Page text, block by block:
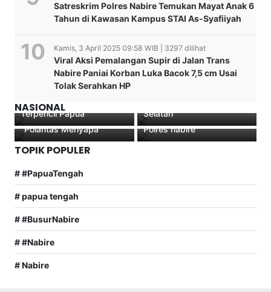
Satreskrim Polres Nabire Temukan Mayat Anak 6
Tahun di Kawasan Kampus STAI As-Syafiiyah
Kamis, 3 April 2025 09:58 WIB | 3297 dilihat
Viral Aksi Pemalangan Supir di Jalan Trans
Nabire Paniai Korban Luka Bacok 7,5 cm Usai
Tolak Serahkan HP
NASIONAL
Disdukcapil Dogiyai
Tancap Gas Jemput Bola
E-KTP OAP 79 Kampung
Terpencil Papua
Penghentian kasus
Selatan
Satlantas Polres Nabire
Imbau Wajib Pajak Segera
Cetak STNK di Samsat
Nabire melalui Program
“Polantas Menyapa
2021 / 2022 Dilaksanakan
Polres nabire
TOPIK POPULER
# #PapuaTengah
# papua tengah
# #BusurNabire
# #Nabire
# Nabire